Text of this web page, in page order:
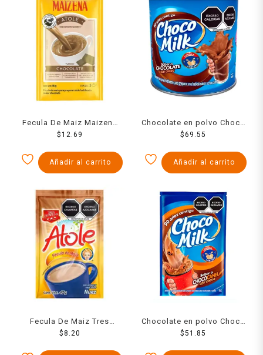
Fecula De Maiz Maizena
Para Atole Sabor
$12.69
Añadir al carrito
Chocolate en polvo Choco
Milk en lata 400 g
$69.55
Añadir al carrito
Fecula De Maiz Tres
Estrellas Para Atole Sabor
$ 8.20
Chocolate en polvo Choco
Milk sabor chococanela
$51.85